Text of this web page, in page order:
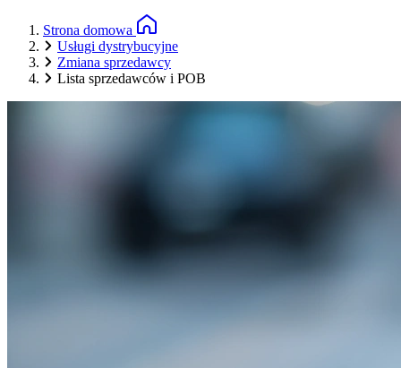
Strona domowa
Usługi dystrybucyjne
Zmiana sprzedawcy
Lista sprzedawców i POB